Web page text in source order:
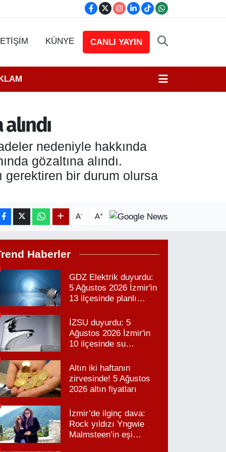
KÜNYE CANLI YAYIN
nedeniyle hakkında
gözaltına alındı.
gerektiren bir durum olursa
A- A+
Haberler
GDZ Elektrik duyurdu:
5 Ağustos 2026 İzmir'in
13 ilçesinde planlı
İZSU duyurdu: 5
Ağustos 2026 İzmir'in
10 ilçesinde su
Altın iki haftanın
zirvesinde! 5 Ağustos
2026 altın fiyatları
İzmir’de ilginç dava:
Rock yıldızı Yngwie
Malmsteen’in eşi